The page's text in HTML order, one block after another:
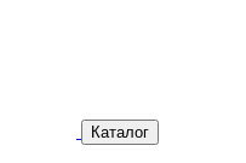
Каталог